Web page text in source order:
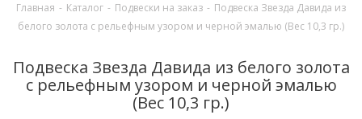
Главная - Каталог - Подвески на заказ - Подвеска Звезда Давида из
белого золота с рельефным узором и черной эмалью (Вес 10,3 гр.)
Подвеска Звезда Давида из белого золота
с рельефным узором и черной эмалью
(Вес 10,3 гр.)